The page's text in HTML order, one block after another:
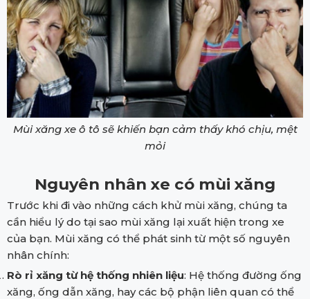
Mùi xăng xe ô tô sẽ khiến bạn cảm thấy khó chịu, mệt
mỏi
Nguyên nhân xe có mùi xăng
Trước khi đi vào những cách khử mùi xăng, chúng ta
cần hiểu lý do tại sao mùi xăng lại xuất hiện trong xe
của bạn. Mùi xăng có thể phát sinh từ một số nguyên
nhân chính:
Rò rỉ xăng từ hệ thống nhiên liệu: Hệ thống đường ống
xăng, ống dẫn xăng, hay các bộ phận liên quan có thể